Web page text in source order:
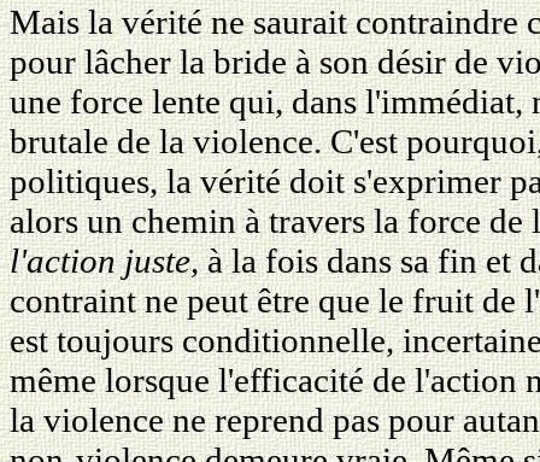
Mais la vérité ne saurait contraindre
pour lâcher la bride à son désir de
une force lente qui, dans l'immédiat,
brutale de la violence. C'est
politiques, la vérité doit s'exprimer
alors un chemin à travers la force
l'action juste, à la fois dans sa fin et
contraint ne peut être que le fruit de
est toujours conditionnelle,
même lorsque l'efficacité de l'action
la violence ne reprend pas pour